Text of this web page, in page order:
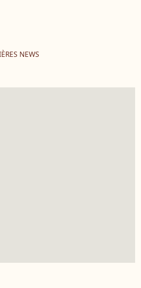
NEWS